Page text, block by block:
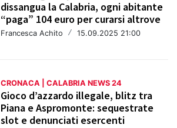
dissangua la Calabria, ogni abitante
“paga” 104 euro per curarsi altrove
Francesca Achito / 15.09.2025 21:00
CRONACA | CALABRIA NEWS 24
Gioco d’azzardo illegale, blitz tra
Piana e Aspromonte: sequestrate
slot e denunciati esercenti